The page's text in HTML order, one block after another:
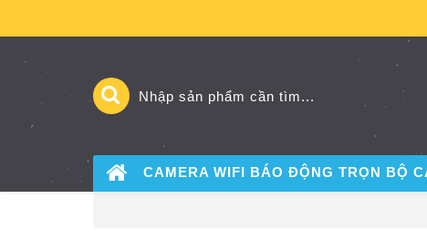
CAMERA WIFI BÁO ĐỘNG TRỌN BỘ